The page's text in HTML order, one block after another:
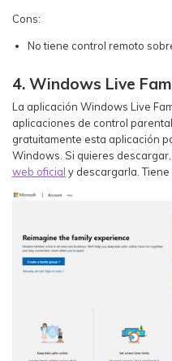
Cons:
No tiene control remoto
4. Windows Live
La aplicación Windows Live
aplicaciones de control
gratuitamente esta aplicación
Windows. Si quieres
web oficial y descargarla.